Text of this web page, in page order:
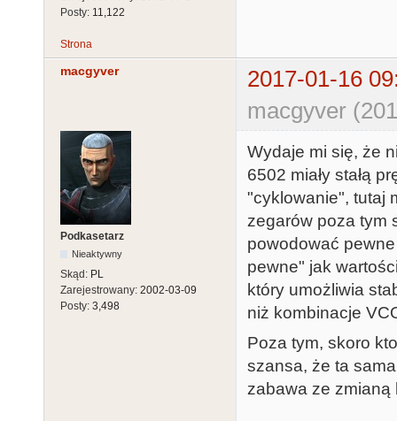
Posty: 11,122
Strona
macgyver
2017-01-16
macgyver
Podkasetarz
Nieaktywny
Skąd: PL
Zarejestrowany: 2002-03-09
Posty: 3,498
Wydaje mi się, że
6502 miały stałą
"cyklowanie", tutaj
zegarów poza tym
powodować
pewne" jak
który umożliwia
niż kombinacje
Poza tym, skoro
szansa, że ta
zabawa ze zmianą